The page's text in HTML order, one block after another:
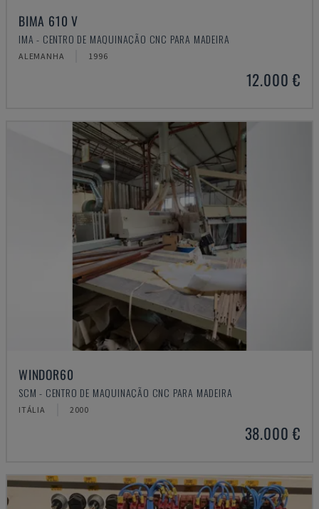
BIMA 610 V
IMA - CENTRO DE MAQUINAÇÃO CNC PARA MADEIRA
ALEMANHA 1996
12.000 €
WINDOR60
SCM - CENTRO DE MAQUINAÇÃO CNC PARA MADEIRA
ITÁLIA 2000
38.000 €